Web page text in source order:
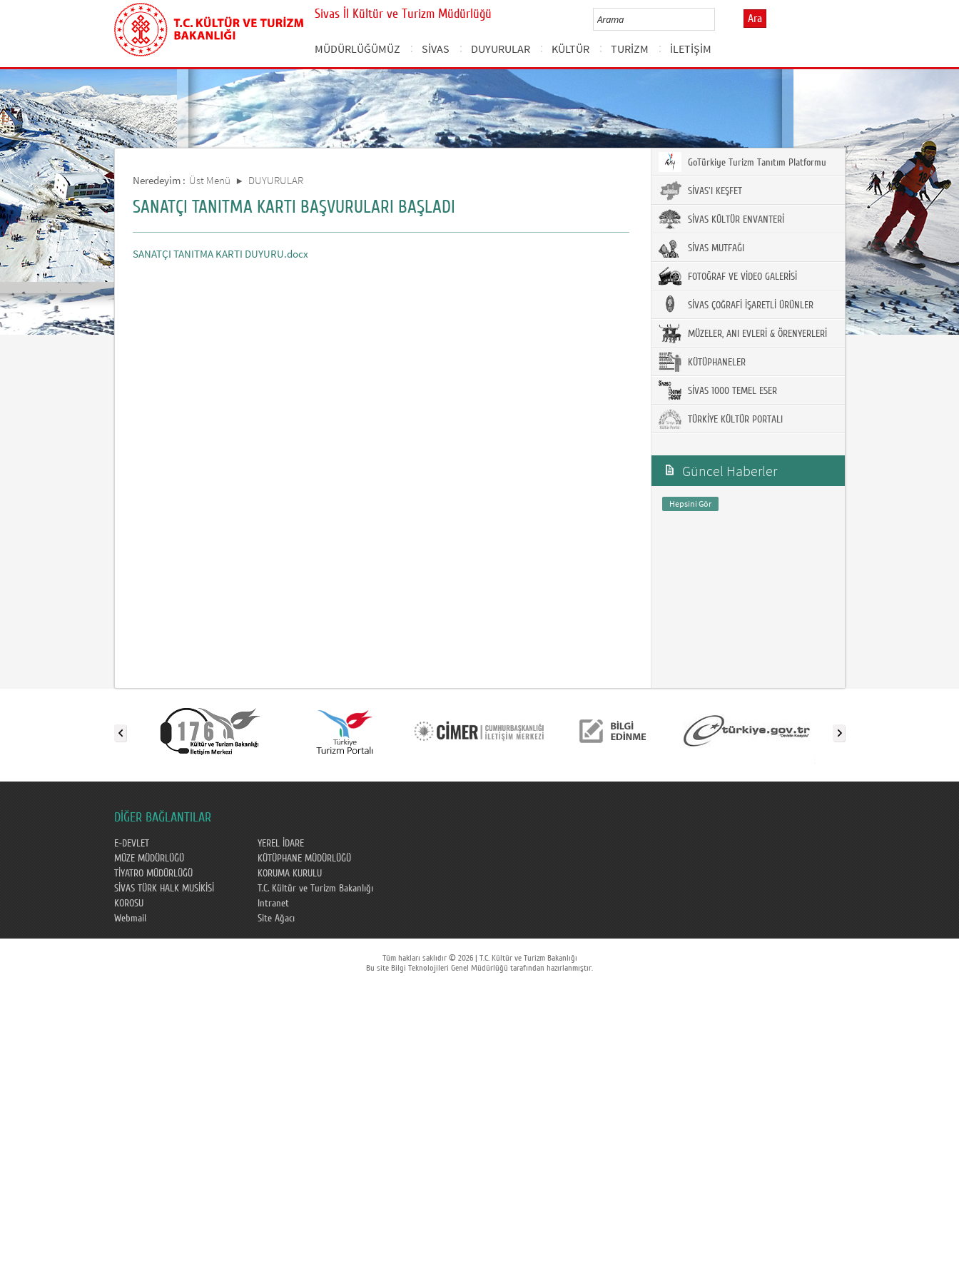
Sivas İl Kültür ve Turizm Müdürlüğü Ara
MÜDÜRLÜĞÜMÜZ SİVAS DUYURULAR KÜLTÜR TURİZM İLETİŞİM
Neredeyim : Üst Menü DUYURULAR
SANATÇI TANITMA KARTI BAŞVURULARI BAŞLADI
SANATÇI TANITMA KARTI DUYURU.docx
GoTürkiye Turizm Tanıtım Platformu
SİVAS'I KEŞFET
SİVAS KÜLTÜR ENVANTERİ
SİVAS MUTFAĞI
FOTOĞRAF VE VİDEO GALERİSİ
SİVAS ÇOĞRAFİ İŞARETLİ ÜRÜNLER
MÜZELER, ANI EVLERİ & ÖRENYERLERİ
KÜTÜPHANELER
SİVAS 1000 TEMEL ESER
TÜRKİYE KÜLTÜR PORTALI
Güncel Haberler
Hepsini Gör
DİĞER BAĞLANTILAR
E-DEVLET
YEREL İDARE
MÜZE MÜDÜRLÜĞÜ
KÜTÜPHANE MÜDÜRLÜĞÜ
TİYATRO MÜDÜRLÜĞÜ
KORUMA KURULU
SİVAS TÜRK HALK MUSİKİSİ
KOROSU
T.C. Kültür ve Turizm Bakanlığı
Intranet
Webmail
Site Ağacı
Tüm hakları saklıdır © 2026 | T.C. Kültür ve Turizm Bakanlığı
Bu site Bilgi Teknolojileri Genel Müdürlüğü tarafından hazırlanmıştır.